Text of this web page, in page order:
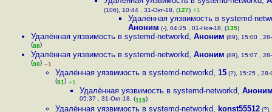
(106), 10:44 , 31-Окт-18, (127) +1
Удалённая уязвимость в systemd-
Аноним (-), 04:25 , 01-Ноя-18, (135)
Удалённая уязвимость в systemd-networkd, Аноним (89), 15:00 ,
(88)
Удалённая уязвимость в systemd-networkd, Аноним (89), 15:07 ,
(90) –1
Удалённая уязвимость в systemd-networkd, 15 (?), 15:25 , 28-
(91) +1
Удалённая уязвимость в systemd-networkd,
05:37 , 31-Окт-18, (119)
Удалённая уязвимость в systemd-networkd, konst55512